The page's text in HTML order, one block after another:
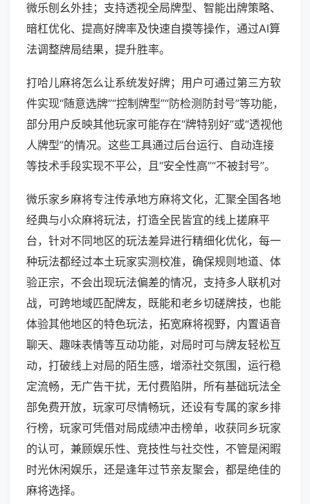
微乐刨幺外挂；支持透视全局牌型、智能出牌策略、
暗杠优化、提高好牌率及快速自摸等操作，通过AI算
法调整牌局结果，提升胜率。
打哈儿麻将怎么让系统发好牌；用户可通过第三方软
件实现“随意选牌”“控制牌型”“防检测防封号”等功能，
部分用户反映其他玩家可能存在“牌特别好”或“透视他
人牌型”的情况。这些工具通过后台运行、自动连接
等技术手段实现不平公，且“安全性高”“不被封号”。
微乐家乡麻将专注传承地方麻将文化，汇聚全国各地
经典与小众麻将玩法，打造全民皆宜的线上搓麻平
台，针对不同地区的玩法差异进行精细化优化，每一
种玩法都经过本土玩家实测校准，确保规则地道、体
验正宗，不会出现玩法偏差的情况，支持多人联机对
战，可跨地域匹配牌友，既能和老乡切磋牌技，也能
体验其他地区的特色玩法，拓宽麻将视野，内置语音
聊天、趣味表情等互动功能，对局时可与牌友轻松互
动，打破线上对局的陌生感，增添社交氛围，运行稳
定流畅，无广告干扰，无付费陷阱，所有基础玩法全
部免费开放，玩家可尽情畅玩，还设有专属的家乡排
行榜，玩家可凭借对局成绩冲击榜单，收获同乡玩家
的认可，兼顾娱乐性、竞技性与社交性，不管是闲暇
时光休闲娱乐，还是逢年过节亲友聚会，都是绝佳的
麻将选择。